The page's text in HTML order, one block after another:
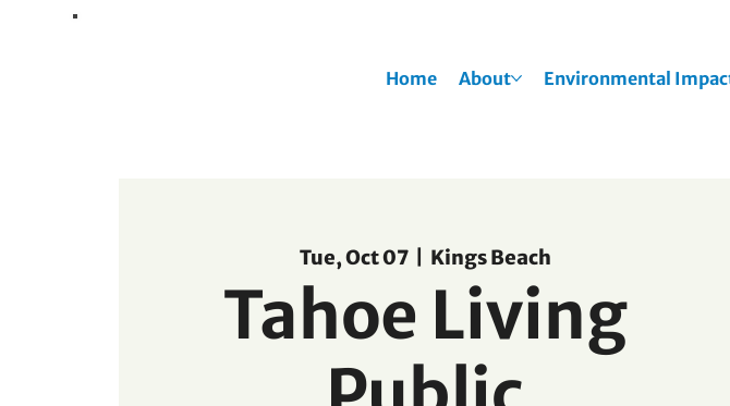
Home About Environmental
Tue, Oct 07
  |
Kings Beach
Tahoe Living